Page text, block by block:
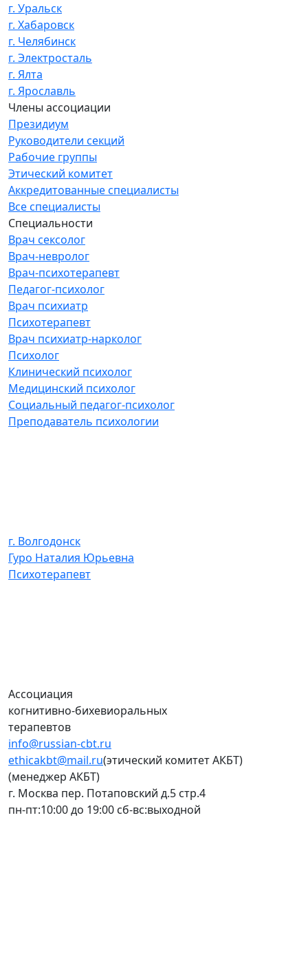
г. Уральск
г. Хабаровск
г. Челябинск
г. Электросталь
г. Ялта
г. Ярославль
Члены ассоциации
Президиум
Руководители секций
Рабочие группы
Этический комитет
Аккредитованные специалисты
Все специалисты
Специальности
Врач сексолог
Врач-невролог
Врач-психотерапевт
Педагог-психолог
Врач психиатр
Психотерапевт
Врач психиатр-нарколог
Психолог
Клинический психолог
Медицинский психолог
Социальный педагог-психолог
Преподаватель психологии
г. Волгодонск
Гуро Наталия Юрьевна
Психотерапевт
Ассоциация
когнитивно-бихевиоральных
терапевтов
info@russian-cbt.ru
ethicakbt@mail.ru(этический комитет АКБТ)
(менеджер АКБТ)
г. Москва пер. Потаповский д.5 стр.4
пн-пт:10:00 до 19:00 сб-вс:выходной